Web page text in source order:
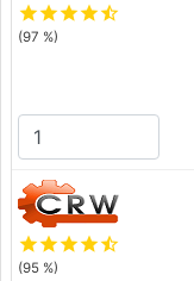
starstarstarstarstar_half
(97 %)
starstarstarstarstar_half
(95 %)